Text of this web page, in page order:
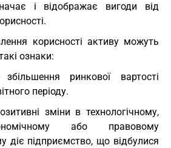
і відображає вигоди від
корисності активу можуть
ознаки:
ринкової вартості
періоду.
зміни в технологічному,
або правовому
діє підприємство, що відбулися